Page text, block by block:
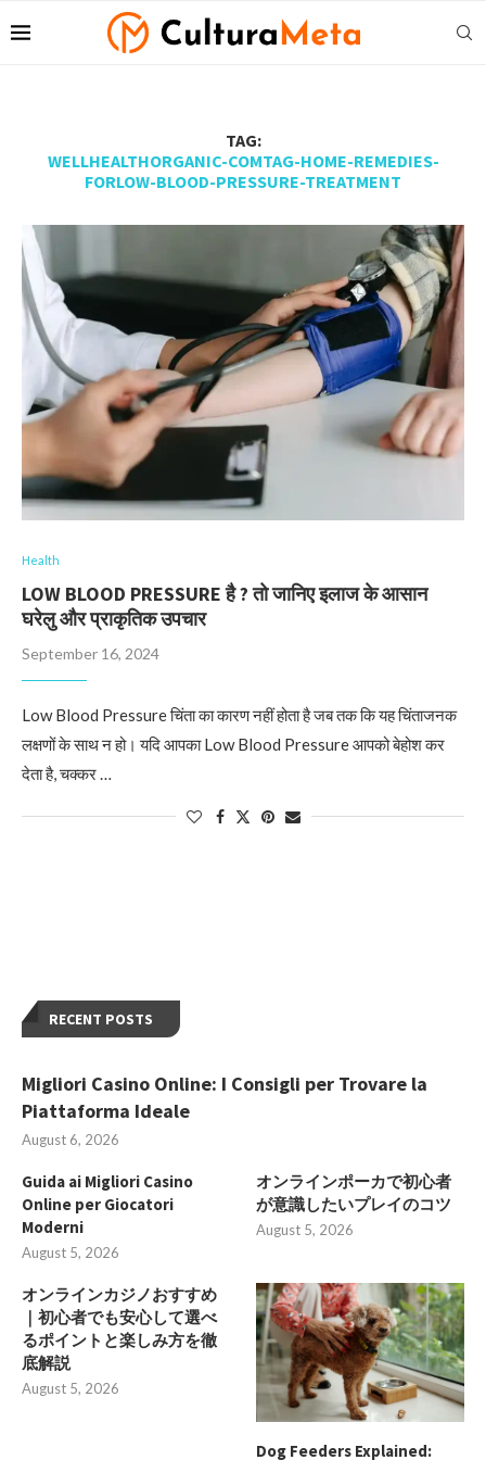
TAG:
WELLHEALTHORGANIC-COMTAG-HOME-REMEDIES-
FORLOW-BLOOD-PRESSURE-TREATMENT
Health
LOW BLOOD PRESSURE है ? तो जानिए इलाज के आसान
घरेलु और प्राकृतिक उपचार
September 16, 2024
Low Blood Pressure चिंता का कारण नहीं होता है जब तक कि यह चिंताजनक
लक्षणों के साथ न हो। यदि आपका Low Blood Pressure आपको बेहोश कर
देता है, चक्कर …
RECENT POSTS
Migliori Casino Online: I Consigli per Trovare la
Piattaforma Ideale
August 6, 2026
Guida ai Migliori Casino
Online per Giocatori
Moderni
August 5, 2026
オンラインポーカで初心者
が意識したいプレイのコツ
August 5, 2026
オンラインカジノおすすめ
｜初心者でも安心して選べ
るポイントと楽しみ方を徹
底解説
August 5, 2026
Dog Feeders Explained: